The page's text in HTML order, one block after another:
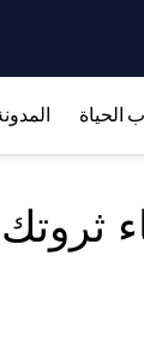
الحياة